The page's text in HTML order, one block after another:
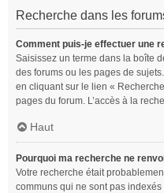
Recherche dans les
Comment puis-je effectuer une
Saisissez un terme dans la boîte
des forums ou les pages de
en cliquant sur le lien «
pages du forum. L’accès à la
Haut
Pourquoi ma recherche ne
Votre recherche était
communs qui ne sont pas